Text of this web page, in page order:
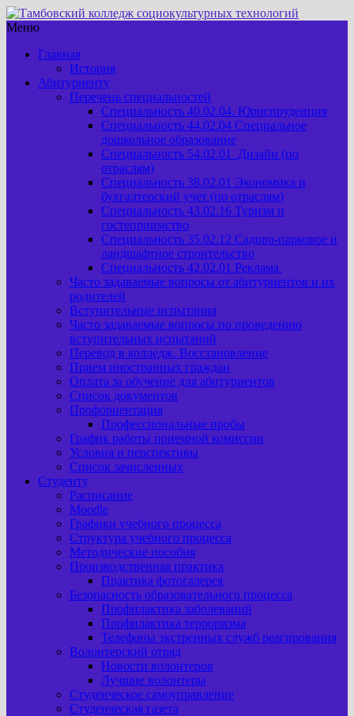
Меню
Главная
История
Абитуриенту
Перечень специальностей
Специальность 40.02.04. Юриспруденция
Специальность 44.02.04 Специальное
дошкольное образование
Специальность 54.02.01 Дизайн (по
отраслям)
Специальность 38.02.01 Экономика и
бухгалтерский учет (по отраслям)
Специальность 43.02.16 Туризм и
гостеприимство
Специальность 35.02.12 Садово-парковое и
ландшафтное строительство
Специальность 42.02.01 Реклама
Часто задаваемые вопросы от абитуриентов и их
родителей
Вступительные испытания
Часто задаваемые вопросы по проведению
вступительных испытаний
Перевод в колледж. Восстановление
Прием иностранных граждан
Оплата за обучение для абитуриентов
Список документов
Профориентация
Профессиональные пробы
График работы приемной комиссии
Условия и перспективы
Список зачисленных
Студенту
Расписание
Moodle
Графики учебного процесса
Структура учебного процесса
Методические пособия
Производственная практика
Практика фотогалерея
Безопасность образовательного процесса
Профилактика заболеваний
Профилактика терроризма
Телефоны экстренных служб реагирования
Волонтерский отряд
Новости волонтеров
Лучшие волонтеры
Студенческое самоуправление
Студенческая газета